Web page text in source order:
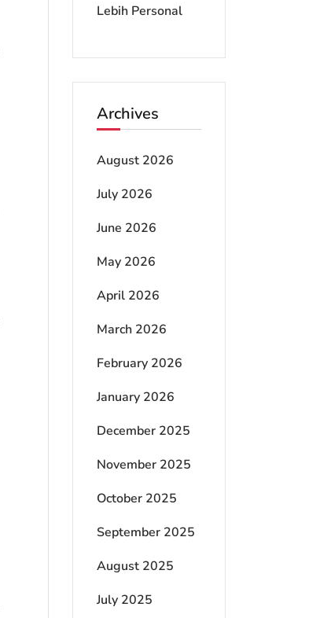
Lebih Personal
Archives
August 2026
July 2026
June 2026
May 2026
April 2026
March 2026
February 2026
January 2026
December 2025
November 2025
October 2025
September 2025
August 2025
July 2025